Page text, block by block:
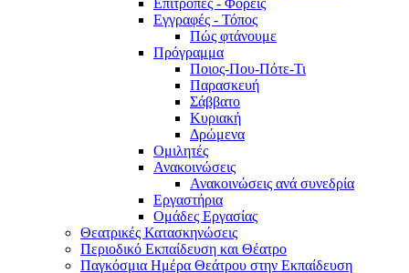
Επιτροπές - Φορείς
Εγγραφές - Τόπος
Πώς φτάνουμε
Πρόγραμμα
Ποιος-Που-Πότε-Τι
Παρασκευή
Σάββατο
Κυριακή
Δρώμενα
Ομιλητές
Ανακοινώσεις
Ανακοινώσεις ανά συνεδρία
Εργαστήρια
Ομάδες Εργασίας
Θεατρικές Κατασκηνώσεις
Περιοδικό Εκπαίδευση και Θέατρο
Παγκόσμια Ημέρα Θεάτρου στην Εκπαίδευση